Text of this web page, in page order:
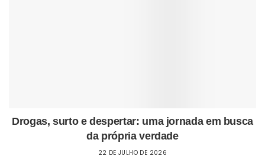
Drogas, surto e despertar: uma jornada em busca
da própria verdade
22 DE JULHO DE 2026